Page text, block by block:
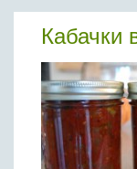
Кабачки